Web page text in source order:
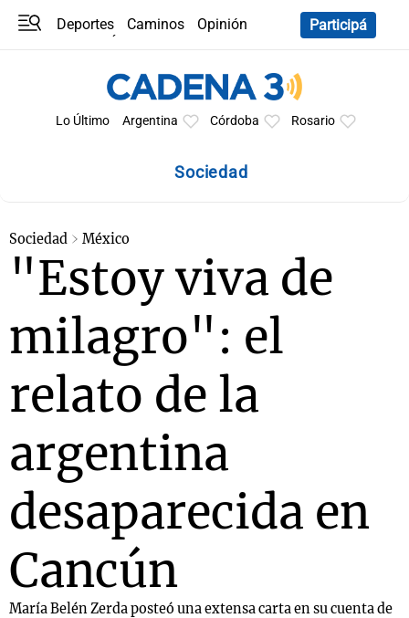
Deportes Caminos
Opinión
Participá
Lo Último Argentina Córdoba Rosario
Sociedad
Sociedad México
"Estoy viva de
milagro": el
relato de la
argentina
desaparecida en
Cancún
María Belén Zerda posteó una extensa carta en su cuenta de